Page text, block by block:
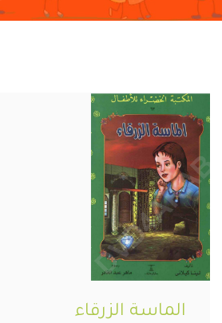
الماسة الزرقاء